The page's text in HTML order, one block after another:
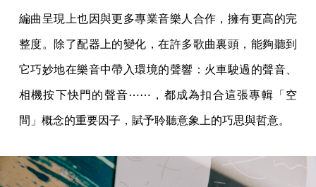
編曲呈現上也因與更多專業音樂人合作，擁有更高的完
整度。除了配器上的變化，在許多歌曲裏頭，能夠聽到
它巧妙地在樂音中帶入環境的聲響：火車駛過的聲音、
相機按下快門的聲音⋯⋯，都成為扣合這張專輯「空
間」概念的重要因子，賦予聆聽意象上的巧思與哲意。